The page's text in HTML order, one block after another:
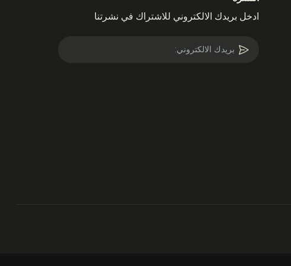
ادخل بريدك الالكتروني للاشتراك في نشرتنا